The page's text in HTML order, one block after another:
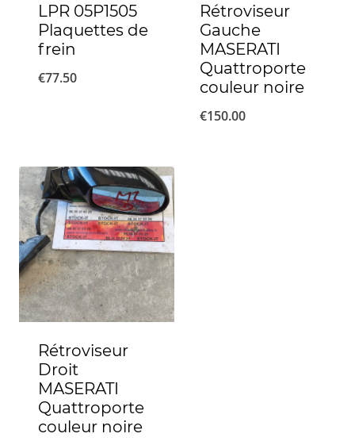
LPR 05P1505
Plaquettes de
frein
€77.50
Rétroviseur
Gauche
MASERATI
Quattroporte
couleur noire
€150.00
Rétroviseur
Droit
MASERATI
Quattroporte
couleur noire